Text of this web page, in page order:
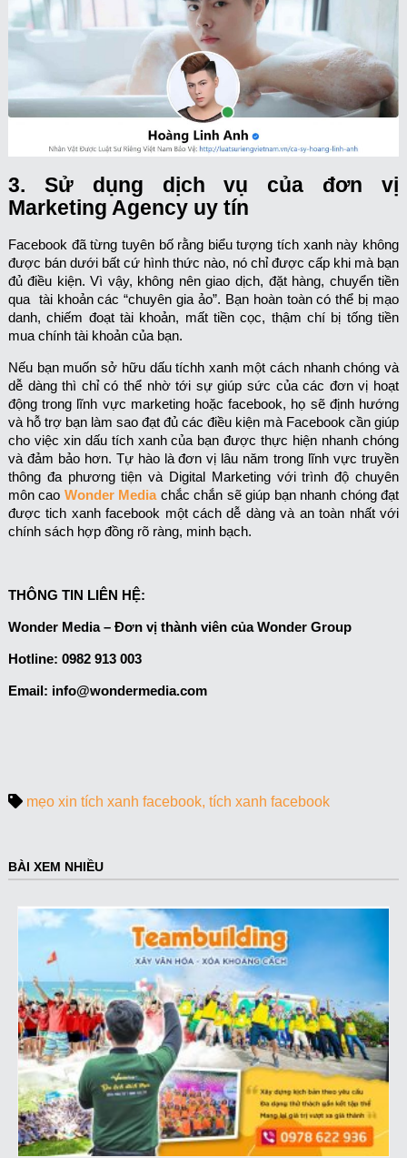
3. Sử dụng dịch vụ của đơn vị
Marketing Agency uy tín
Facebook đã từng tuyên bố rằng biểu tượng tích xanh này không
được bán dưới bất cứ hình thức nào, nó chỉ được cấp khi mà bạn
đủ điều kiện. Vì vậy, không nên giao dịch, đặt hàng, chuyển tiền
qua tài khoản các “chuyên gia ảo”. Bạn hoàn toàn có thể bị mạo
danh, chiếm đoạt tài khoản, mất tiền cọc, thậm chí bị tống tiền
mua chính tài khoản của bạn.
Nếu bạn muốn sở hữu dấu tíchh xanh một cách nhanh chóng và
dễ dàng thì chỉ có thể nhờ tới sự giúp sức của các đơn vị hoạt
động trong lĩnh vực marketing hoặc facebook, họ sẽ định hướng
và hỗ trợ bạn làm sao đạt đủ các điều kiện mà Facebook cần giúp
cho việc xin dấu tích xanh của bạn được thực hiện nhanh chóng
và đảm bảo hơn. Tự hào là đơn vị lâu năm trong lĩnh vực truyền
thông đa phương tiện và Digital Marketing với trình độ chuyên
môn cao Wonder Mediachắc chắn sẽ giúp bạn nhanh chóng đạt
được tich xanh facebook một cách dễ dàng và an toàn nhất với
chính sách hợp đồng rõ ràng, minh bạch.
THÔNG TIN LIÊN HỆ:
Wonder Media – Đơn vị thành viên của Wonder Group
Hotline: 0982 913 003
Email: info@wondermedia.com
mẹo xin tích xanh facebook tích xanh facebook
BÀI XEM NHIỀU